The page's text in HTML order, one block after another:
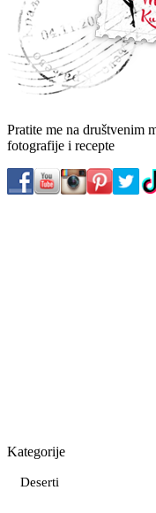
Pratite me na društvenim
fotografije i recepte
Kategorije
Deserti